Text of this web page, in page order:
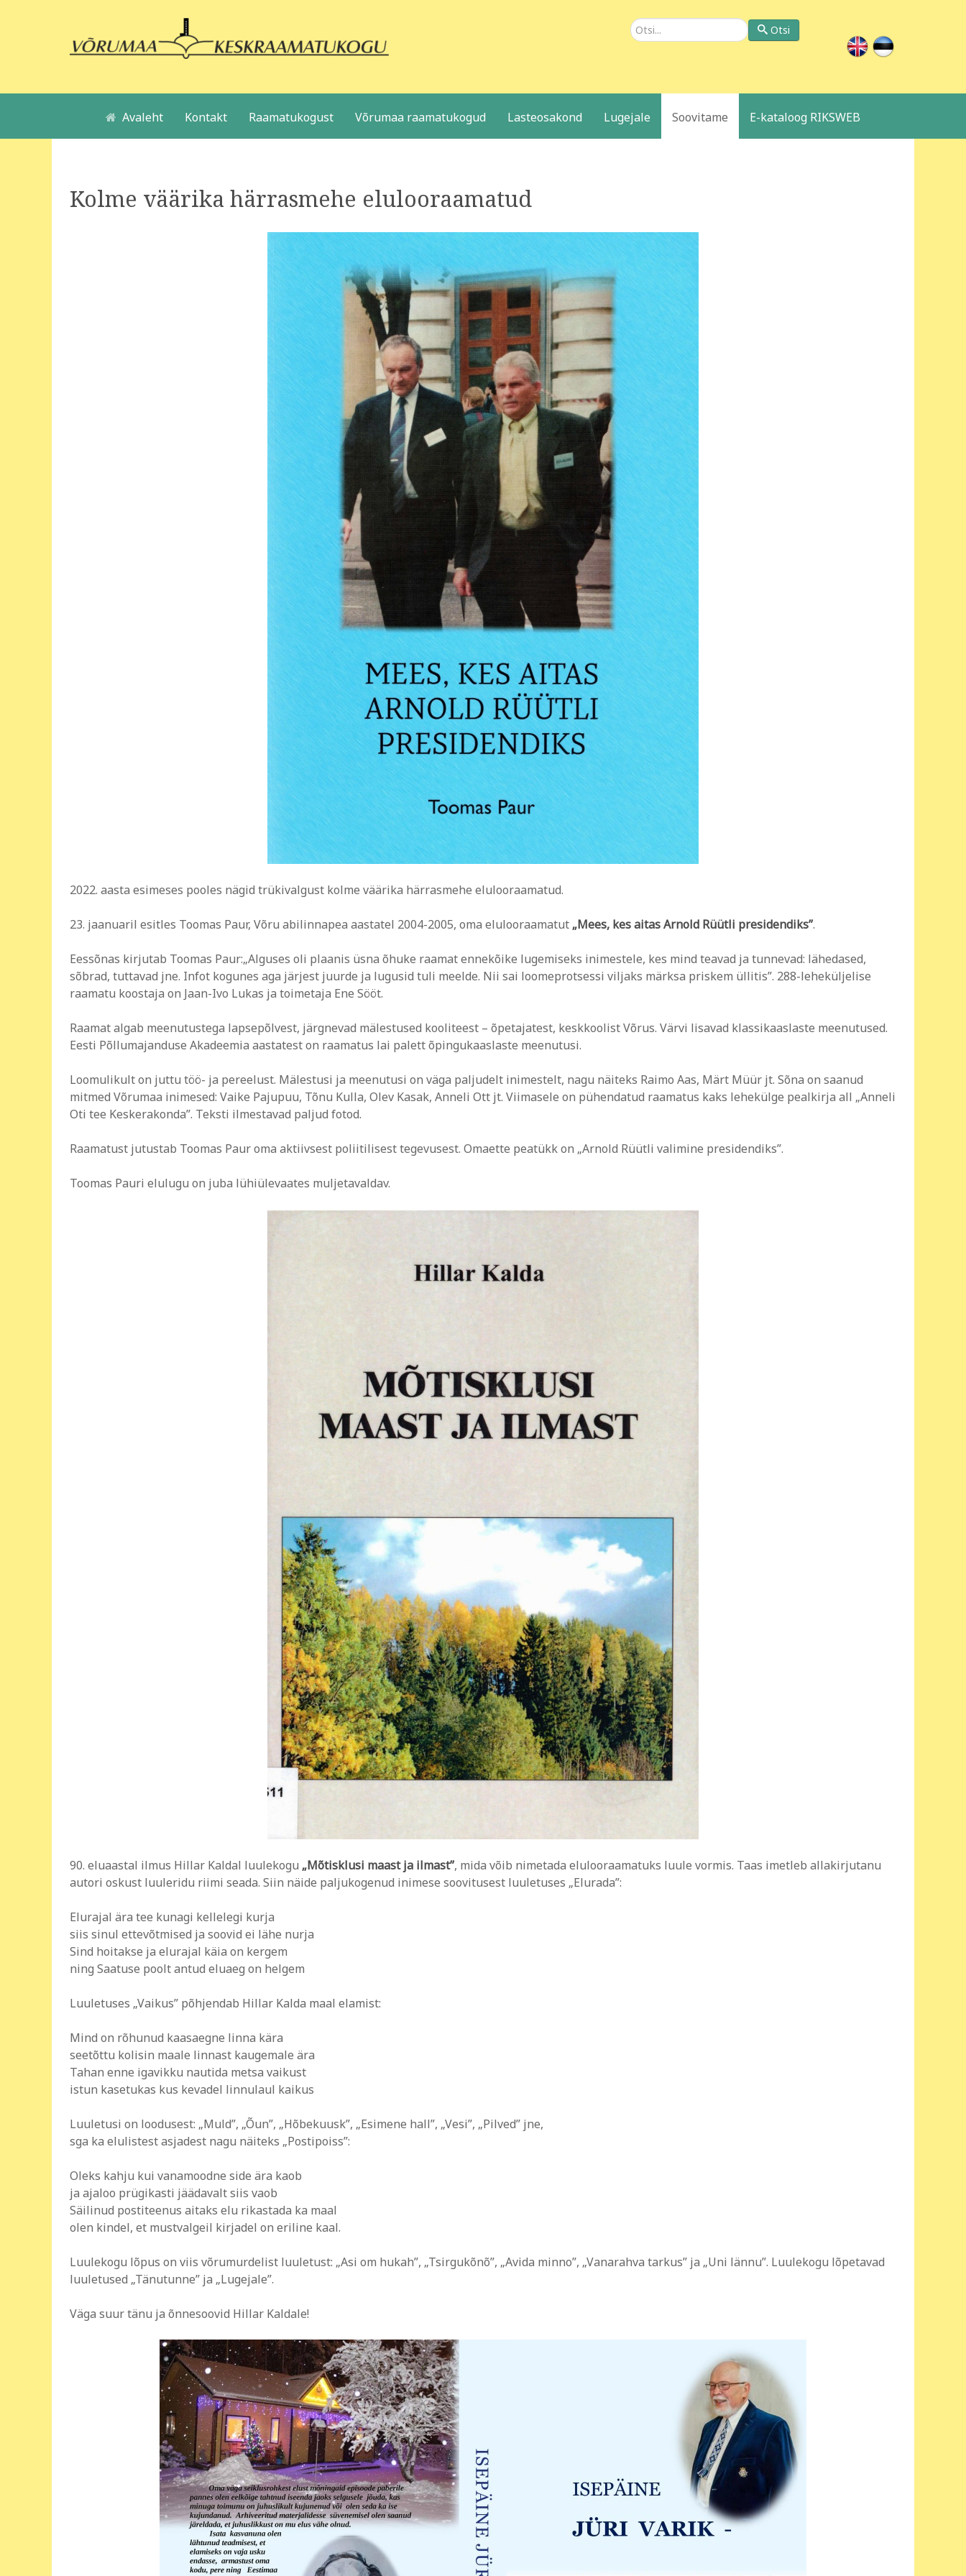
Otsi Otsi
Avaleht Kontakt Raamatukogust Võrumaa raamatukogud Lasteosakond Lugejale Soovitame E-kataloog RIKSWEB
Kolme väärika härrasmehe elulooraamatud
2022. aasta esimeses pooles nägid trükivalgust kolme väärika härrasmehe elulooraamatud.
23. jaanuaril esitles Toomas Paur, Võru abilinnapea aastatel 2004-2005, oma elulooraamatut „Mees, kes aitas Arnold Rüütli presidendiks”.
Eessõnas kirjutab Toomas Paur:„Alguses oli plaanis üsna õhuke raamat ennekõike lugemiseks inimestele, kes mind teavad ja tunnevad: lähedased,
sõbrad, tuttavad jne. Infot kogunes aga järjest juurde ja lugusid tuli meelde. Nii sai loomeprotsessi viljaks märksa priskem üllitis”. 288-leheküljelise
raamatu koostaja on Jaan-Ivo Lukas ja toimetaja Ene Sööt.
Raamat algab meenutustega lapsepõlvest, järgnevad mälestused kooliteest – õpetajatest, keskkoolist Võrus. Värvi lisavad klassikaaslaste meenutused.
Eesti Põllumajanduse Akadeemia aastatest on raamatus lai palett õpingukaaslaste meenutusi.
Loomulikult on juttu töö- ja pereelust. Mälestusi ja meenutusi on väga paljudelt inimestelt, nagu näiteks Raimo Aas, Märt Müür jt. Sõna on saanud
mitmed Võrumaa inimesed: Vaike Pajupuu, Tõnu Kulla, Olev Kasak, Anneli Ott jt. Viimasele on pühendatud raamatus kaks lehekülge pealkirja all „Anneli
Oti tee Keskerakonda”. Teksti ilmestavad paljud fotod.
Raamatust jutustab Toomas Paur oma aktiivsest poliitilisest tegevusest. Omaette peatükk on „Arnold Rüütli valimine presidendiks”.
Toomas Pauri elulugu on juba lühiülevaates muljetavaldav.
90. eluaastal ilmus Hillar Kaldal luulekogu „Mõtisklusi maast ja ilmast”, mida võib nimetada elulooraamatuks luule vormis. Taas imetleb allakirjutanu
autori oskust luuleridu riimi seada. Siin näide paljukogenud inimese soovitusest luuletuses „Elurada”:
Elurajal ära tee kunagi kellelegi kurja
siis sinul ettevõtmised ja soovid ei lähe nurja
Sind hoitakse ja elurajal käia on kergem
ning Saatuse poolt antud eluaeg on helgem
Luuletuses „Vaikus” põhjendab Hillar Kalda maal elamist:
Mind on rõhunud kaasaegne linna kära
seetõttu kolisin maale linnast kaugemale ära
Tahan enne igavikku nautida metsa vaikust
istun kasetukas kus kevadel linnulaul kaikus
Luuletusi on loodusest: „Muld”, „Õun”, „Hõbekuusk”, „Esimene hall”, „Vesi”, „Pilved” jne,
sga ka elulistest asjadest nagu näiteks „Postipoiss”:
Oleks kahju kui vanamoodne side ära kaob
ja ajaloo prügikasti jäädavalt siis vaob
Säilinud postiteenus aitaks elu rikastada ka maal
olen kindel, et mustvalgeil kirjadel on eriline kaal.
Luulekogu lõpus on viis võrumurdelist luuletust: „Asi om hukah”, „Tsirgukõnõ”, „Avida minno”, „Vanarahva tarkus” ja „Uni lännu”. Luulekogu lõpetavad
luuletused „Tänutunne” ja „Lugejale”.
Väga suur tänu ja õnnesoovid Hillar Kaldale!